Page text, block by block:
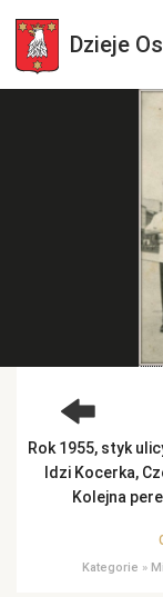
Dzieje
Wszystkie zdjęcia
Rok 1955, styk
Idzi Kocerka,
Kolejna
Kategorie »